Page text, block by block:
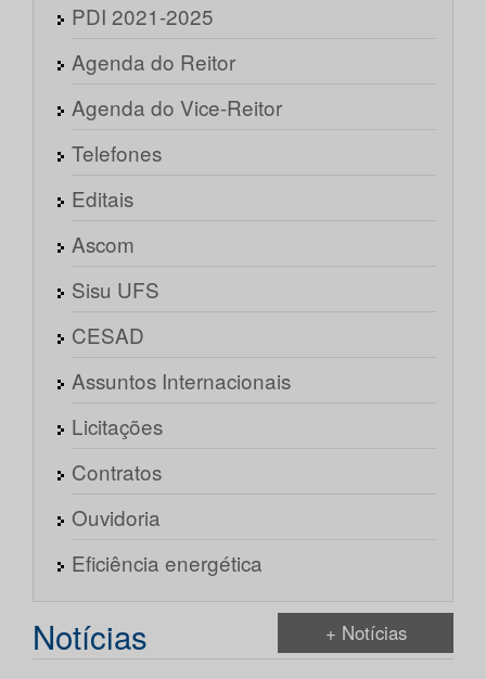
PDI 2021-2025
Agenda do Reitor
Agenda do Vice-Reitor
Telefones
Editais
Ascom
Sisu UFS
CESAD
Assuntos Internacionais
Licitações
Contratos
Ouvidoria
Eficiência energética
Notícias + Notícias